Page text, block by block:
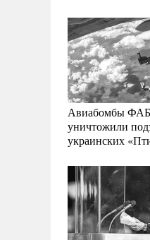
Авиабомбы
уничтожили
украинских